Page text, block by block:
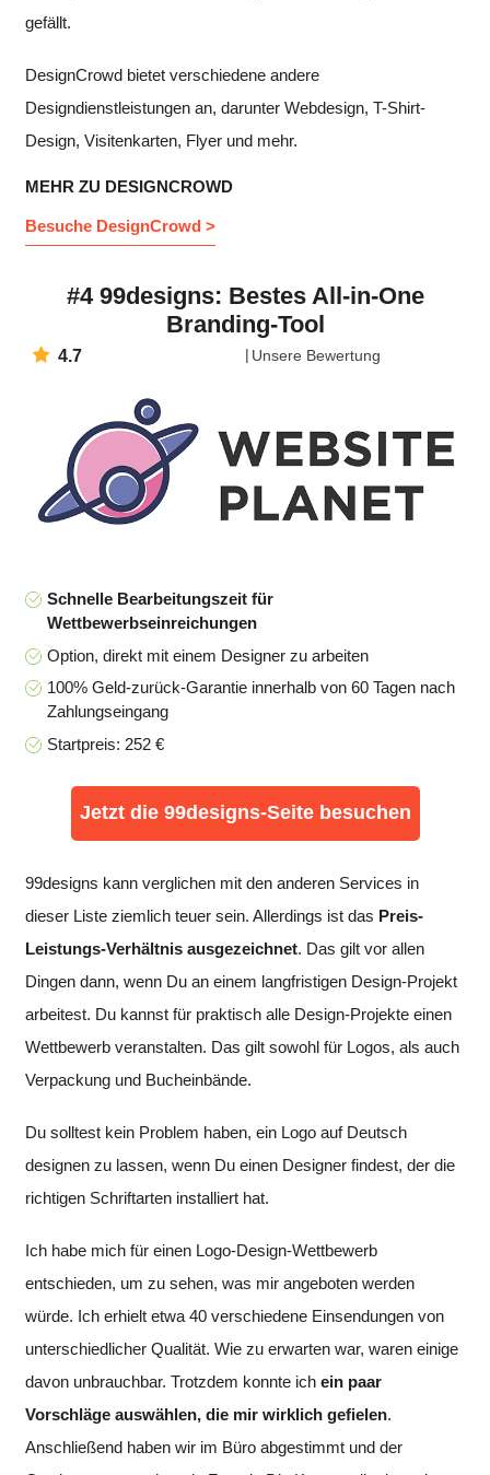
gefällt.
DesignCrowd bietet verschiedene andere
Designdienstleistungen an, darunter Webdesign, T-Shirt-
Design, Visitenkarten, Flyer und mehr.
MEHR ZU DESIGNCROWD
Besuche DesignCrowd >
#4 99designs: Bestes All-in-One
Branding-Tool
4.7 Unsere Bewertung
Schnelle Bearbeitungszeit für
Wettbewerbseinreichungen
Option, direkt mit einem Designer zu arbeiten
100% Geld-zurück-Garantie innerhalb von 60 Tagen nach
Zahlungseingang
Startpreis: 252 €
Jetzt die 99designs-Seite besuchen
99designs kann verglichen mit den anderen Services in
dieser Liste ziemlich teuer sein. Allerdings ist das Preis-
Leistungs-Verhältnis ausgezeichnet. Das gilt vor allen
Dingen dann, wenn Du an einem langfristigen Design-Projekt
arbeitest. Du kannst für praktisch alle Design-Projekte einen
Wettbewerb veranstalten. Das gilt sowohl für Logos, als auch
Verpackung und Bucheinbände.
Du solltest kein Problem haben, ein Logo auf Deutsch
designen zu lassen, wenn Du einen Designer findest, der die
richtigen Schriftarten installiert hat.
Ich habe mich für einen Logo-Design-Wettbewerb
entschieden, um zu sehen, was mir angeboten werden
würde. Ich erhielt etwa 40 verschiedene Einsendungen von
unterschiedlicher Qualität. Wie zu erwarten war, waren einige
davon unbrauchbar. Trotzdem konnte ich ein paar
Vorschläge auswählen, die mir wirklich gefielen.
Anschließend haben wir im Büro abgestimmt und der